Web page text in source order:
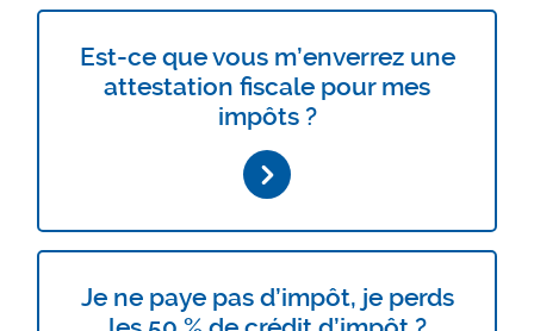
Est-ce que vous m’enverrez une
attestation fiscale pour mes
impôts ?
Je ne paye pas d’impôt, je perds